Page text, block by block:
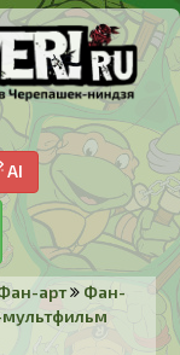
AI
арт
Фан-